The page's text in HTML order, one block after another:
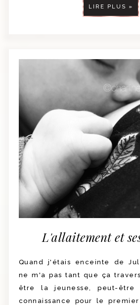
LIRE PLUS »
L'allaitement et
Quand j'étais enceinte de
ne m'a pas tant que ça
être la jeunesse, peut-
connaissance pour le